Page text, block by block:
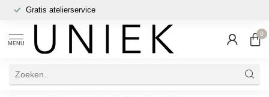
Gratis atelierservice
MENU
0